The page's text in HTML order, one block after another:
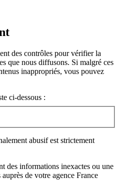
des contrôles pour vérifier la
que nous diffusons. Si malgré ces
inappropriés, vous pouvez
ci-dessous :
abusif est strictement
des informations inexactes ou une
de votre agence France